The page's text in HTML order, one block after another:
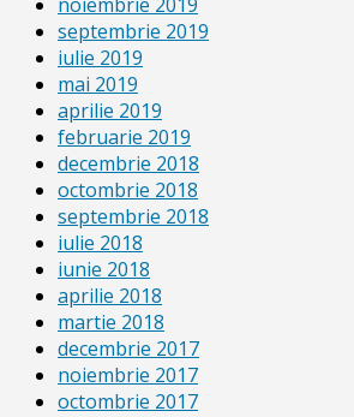
septembrie 2019
iulie 2019
mai 2019
aprilie 2019
februarie 2019
decembrie 2018
octombrie 2018
septembrie 2018
iulie 2018
iunie 2018
aprilie 2018
martie 2018
decembrie 2017
noiembrie 2017
octombrie 2017